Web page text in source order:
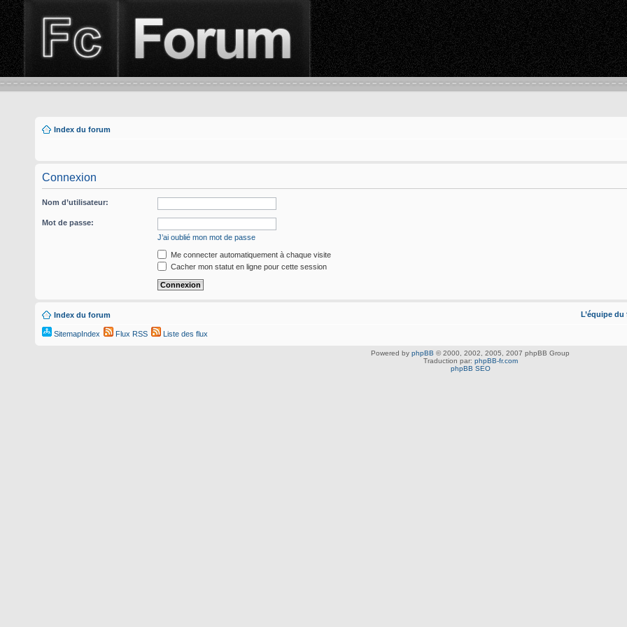
Index du forum
Connexion
Nom d’utilisateur:
Mot de passe:
J’ai oublié mon mot de passe
Me connecter automatiquement à chaque visite
Cacher mon statut en ligne pour cette session
Index du forum L’équipe du
SitemapIndex Flux RSS Liste des flux
Powered by phpBB © 2000, 2002, 2005, 2007 phpBB Group
Traduction par: phpBB-fr.com
phpBB SEO